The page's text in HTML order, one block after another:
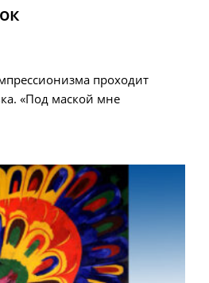
проходит
«Под маской мне